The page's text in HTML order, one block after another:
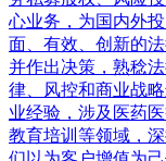
心业务，为国内外
面、有效、创新的
并作出决策，熟稔
律、风控和商业战
业经验，涉及医药
教育培训等领域，